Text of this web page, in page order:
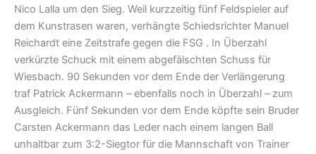
Nico Lalla um den Sieg. Weil kurzzeitig fünf Feldspieler auf
dem Kunstrasen waren, verhängte Schiedsrichter Manuel
Reichardt eine Zeitstrafe gegen die FSG . In Überzahl
verkürzte Schuck mit einem abgefälschten Schuss für
Wiesbach. 90 Sekunden vor dem Ende der Verlängerung
traf Patrick Ackermann – ebenfalls noch in Überzahl – zum
Ausgleich. Fünf Sekunden vor dem Ende köpfte sein Bruder
Carsten Ackermann das Leder nach einem langen Ball
unhaltbar zum 3:2-Siegtor für die Mannschaft von Trainer